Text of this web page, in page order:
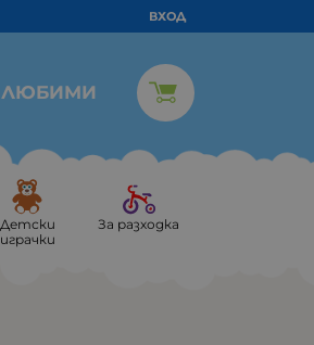
ВХОД
ЛЮБИМИ
Детски
играчки
За разходка